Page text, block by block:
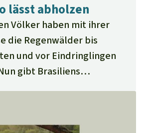
lässt abholzen
Völker haben mit ihrer
die Regenwälder bis
und vor Eindringlingen
gibt Brasiliens